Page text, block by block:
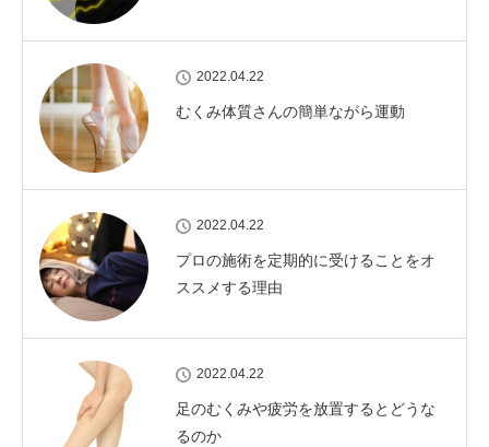
2022.04.22
むくみ体質さんの簡単ながら運動
2022.04.22
プロの施術を定期的に受けることをオ
ススメする理由
2022.04.22
足のむくみや疲労を放置するとどうな
るのか